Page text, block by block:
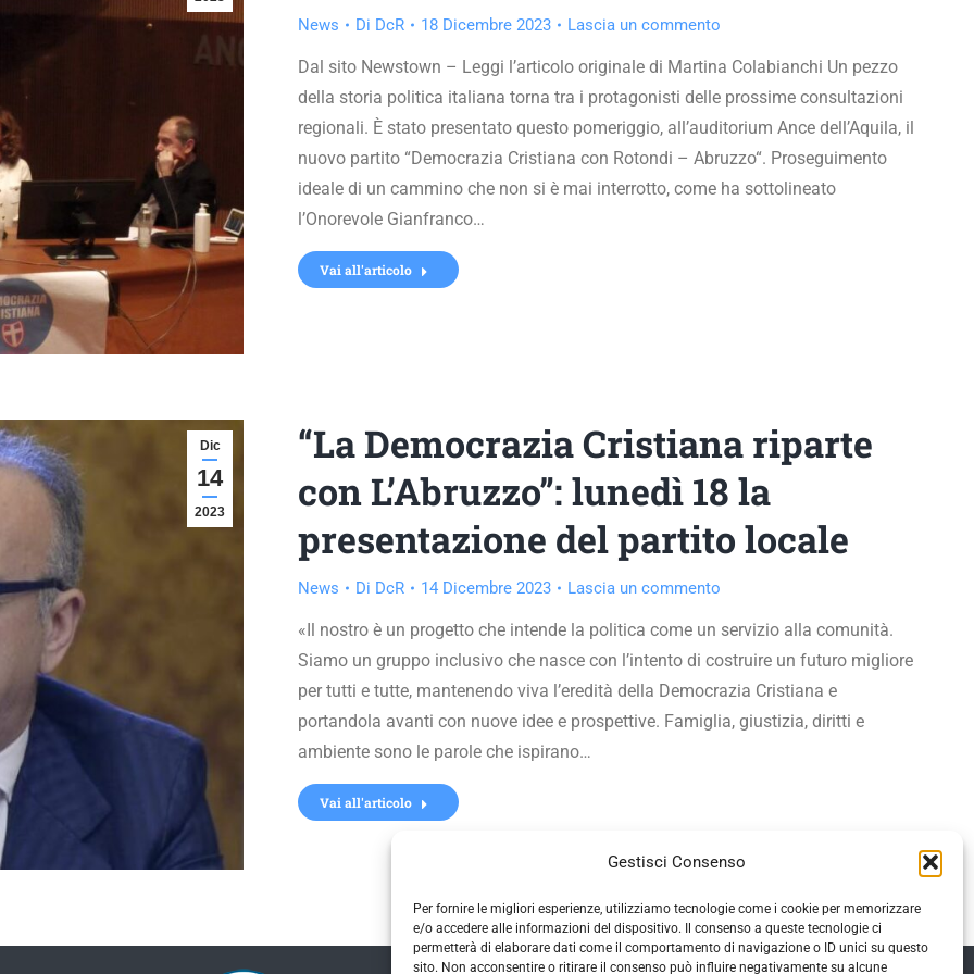
Gestisci Consenso
Per fornire le migliori esperienze, utilizziamo tecnologie come i cookie per memorizzare
e/o accedere alle informazioni del dispositivo. Il consenso a queste tecnologie ci
permetterà di elaborare dati come il comportamento di navigazione o ID unici su questo
sito. Non acconsentire o ritirare il consenso può influire negativamente su alcune
News Di DcR 18 Dicembre 2023 Lascia un commento
Dal sito Newstown – Leggi l’articolo originale di Martina Colabianchi Un pezzo
della storia politica italiana torna tra i protagonisti delle prossime consultazioni
regionali. È stato presentato questo pomeriggio, all’auditorium Ance dell’Aquila, il
nuovo partito “Democrazia Cristiana con Rotondi – Abruzzo“. Proseguimento
ideale di un cammino che non si è mai interrotto, come ha sottolineato
l’Onorevole Gianfranco…
Vai all'articolo
Dic
14
2023
“La Democrazia Cristiana riparte
con L’Abruzzo”: lunedì 18 la
presentazione del partito locale
News Di DcR 14 Dicembre 2023 Lascia un commento
«Il nostro è un progetto che intende la politica come un servizio alla comunità.
Siamo un gruppo inclusivo che nasce con l’intento di costruire un futuro migliore
per tutti e tutte, mantenendo viva l’eredità della Democrazia Cristiana e
portandola avanti con nuove idee e prospettive. Famiglia, giustizia, diritti e
ambiente sono le parole che ispirano…
Vai all'articolo